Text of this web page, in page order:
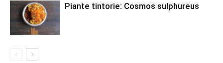
Piante tintorie: Cosmos sulphureus